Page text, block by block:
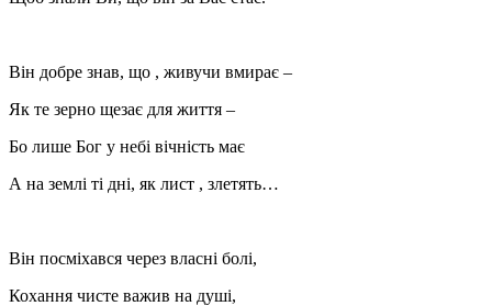
Він добре знав, що , живучи вмирає –
Як те зерно щезає для життя –
Бо лише Бог у небі вічність має
А на землі ті дні, як лист , злетять…
Він посміхався через власні болі,
Кохання чисте важив на душі,